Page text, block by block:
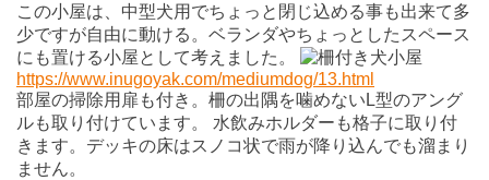
この小屋は、中型犬用でちょっと閉じ込める事も出来て多
少ですが自由に動ける。ベランダやちょっとしたスペース
にも置ける小屋として考えました。
https://www.inugoyak.com/mediumdog/13.html
部屋の掃除用扉も付き。柵の出隅を噛めないL型のアング
ルも取り付けています。 水飲みホルダーも格子に取り付
きます。デッキの床はスノコ状で雨が降り込んでも溜まり
ません。